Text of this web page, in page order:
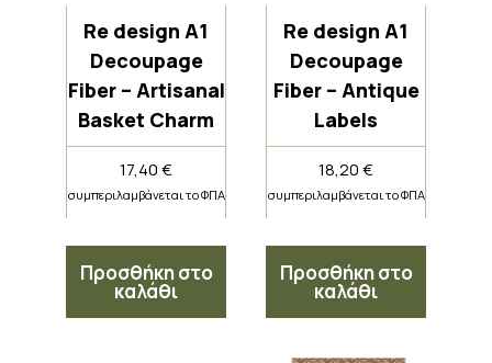
Re design A1
Decoupage
Fiber – Artisanal
Basket Charm
17,40€
συμπεριλαμβάνεται το ΦΠΑ
Προσθήκη στο
καλάθι
Re design A1
Decoupage
Fiber – Antique
Labels
18,20€
συμπεριλαμβάνεται το ΦΠΑ
Προσθήκη στο
καλάθι